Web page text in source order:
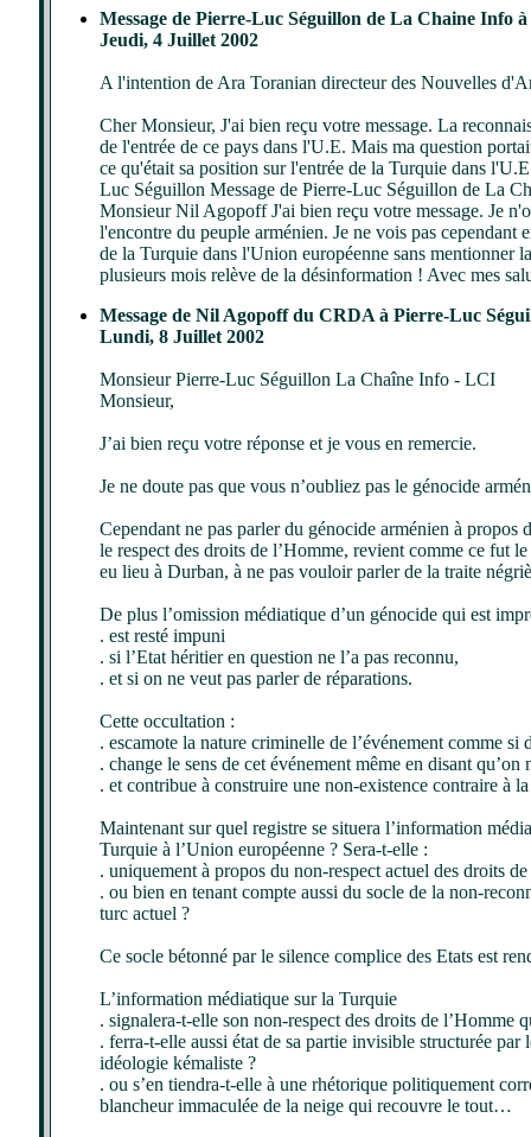
Message de Pierre-Luc Séguillon de La Chaine Info
Jeudi, 4 Juillet 2002
A l'intention de Ara Toranian directeur des Nouvelles
Cher Monsieur, J'ai bien reçu votre message. La
de l'entrée de ce pays dans l'U.E. Mais ma question
ce qu'était sa position sur l'entrée de la Turquie dans
Luc Séguillon Message de Pierre-Luc Séguillon de La
Monsieur Nil Agopoff J'ai bien reçu votre message. Je
l'encontre du peuple arménien. Je ne vois pas
de la Turquie dans l'Union européenne sans mentionner
plusieurs mois relève de la désinformation ! Avec mes
Message de Nil Agopoff du CRDA à Pierre-Luc
Lundi, 8 Juillet 2002
Monsieur Pierre-Luc Séguillon La Chaîne Info - LCI
Monsieur,
J’ai bien reçu votre réponse et je vous en remercie.
Je ne doute pas que vous n’oubliez pas le génocide
Cependant ne pas parler du génocide arménien à propos
le respect des droits de l’Homme, revient comme ce fut
eu lieu à Durban, à ne pas vouloir parler de la traite
De plus l’omission médiatique d’un génocide qui est
. est resté impuni
. si l’Etat héritier en question ne l’a pas reconnu,
. et si on ne veut pas parler de réparations.
Cette occultation :
. escamote la nature criminelle de l’événement comme si
. change le sens de cet événement même en disant qu’on
. et contribue à construire une non-existence contraire à
Maintenant sur quel registre se situera l’information
Turquie à l’Union européenne ? Sera-t-elle :
. uniquement à propos du non-respect actuel des droits
. ou bien en tenant compte aussi du socle de la non-
turc actuel ?
Ce socle bétonné par le silence complice des Etats est
L’information médiatique sur la Turquie
. signalera-t-elle son non-respect des droits de l’Homme
. ferra-t-elle aussi état de sa partie invisible structurée
idéologie kémaliste ?
. ou s’en tiendra-t-elle à une rhétorique politiquement
blancheur immaculée de la neige qui recouvre le tout…